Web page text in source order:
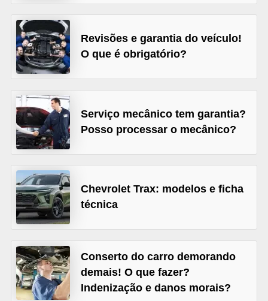
Revisões e garantia do veículo!
O que é obrigatório?
Serviço mecânico tem garantia?
Posso processar o mecânico?
Chevrolet Trax: modelos e ficha
técnica
Conserto do carro demorando
demais! O que fazer?
Indenização e danos morais?
u
l
o
B
i
c
c
l
e
a
s
C